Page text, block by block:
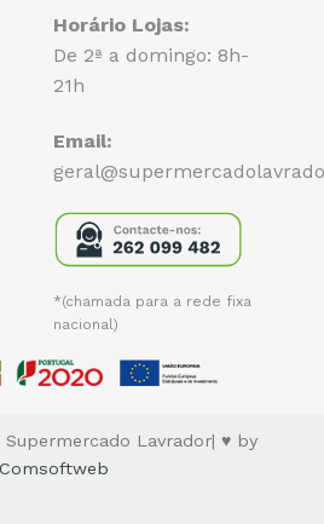
Horário Lojas:
De 2ª a domingo: 8h-
21h
Email:
*(chamada para a rede fixa
nacional)
Lavrador| ♥ by
Comsoftweb